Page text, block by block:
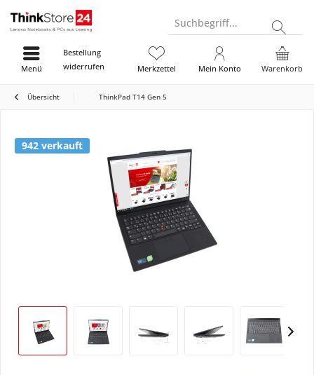
Suchbegriff...
Bestellung
widerrufen
Warenkorb
Merkzettel Mein Konto
Menü
Übersicht ThinkPad T14 Gen 5
942 verkauft